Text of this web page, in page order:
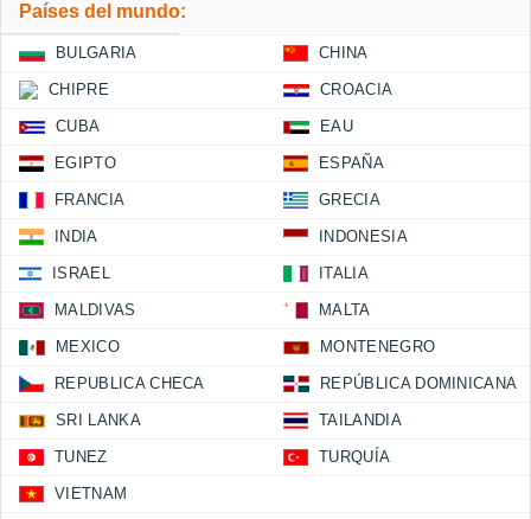
Países del mundo:
BULGARIA CHINA
CHIPRE CROACIA
CUBA EAU
EGIPTO ESPAÑA
FRANCIA GRECIA
INDIA INDONESIA
ISRAEL ITALIA
MALDIVAS MALTA
MEXICO MONTENEGRO
REPUBLICA CHECA REPÚBLICA DOMINICANA
SRI LANKA TAILANDIA
TUNEZ TURQUÍA
VIETNAM